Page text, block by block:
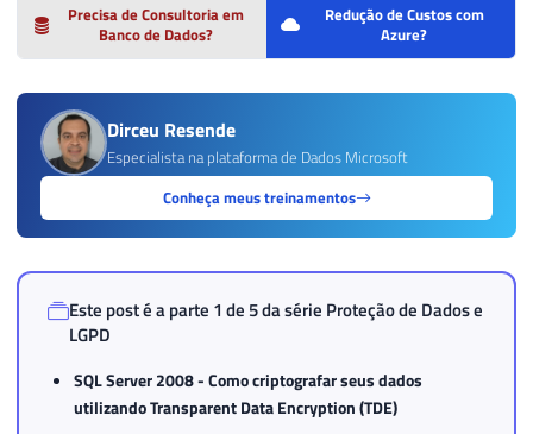
Precisa de Consultoria em
Banco de Dados?
Redução de Custos com
Azure?
Dirceu Resende
Especialista na plataforma de Dados Microsoft
Conheça meus treinamentos
Este post é a parte 1 de 5 da série Proteção de Dados e
LGPD
SQL Server 2008 - Como criptografar seus dados
utilizando Transparent Data Encryption (TDE)